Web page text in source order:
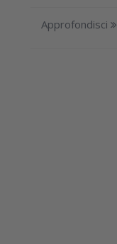
Approfondisci